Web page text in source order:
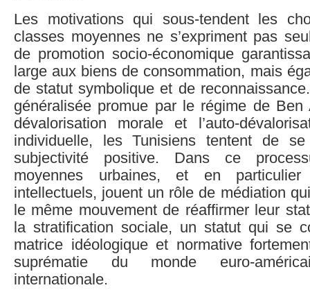
Les motivations qui sous-tendent les
classes moyennes ne s’expriment pas
de promotion socio-économique
large aux biens de consommation, mais
de statut symbolique et de
généralisée promue par le régime de Ben
dévalorisation morale et l’auto-
individuelle, les Tunisiens tentent de se
subjectivité positive. Dans ce
moyennes urbaines, et en
intellectuels, jouent un rôle de médiation
le même mouvement de réaffirmer leur
la stratification sociale, un statut qui se
matrice idéologique et normative
suprématie du monde euro-
internationale.